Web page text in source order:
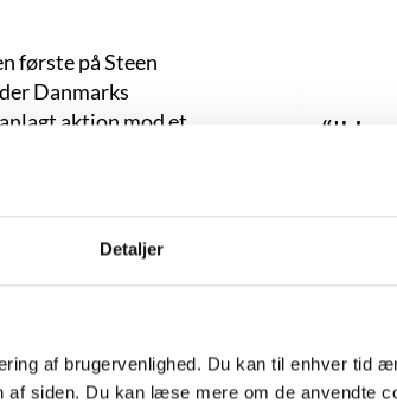
Detaljer
af brugervenlighed. Du kan til enhver tid
siden. Du kan læse mere om de anvendte
'Nej.
første på Steen
Danmarks
aktion mod et
Gruppen må nu
tidligere politimand
der har en
for hvem
far. Til sidst det
der får dæknavnet
far. I bogen udvikler
med selv at udøve